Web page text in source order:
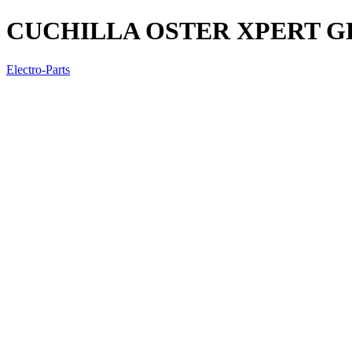
CUCHILLA OSTER XPERT
Electro-Parts